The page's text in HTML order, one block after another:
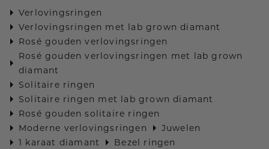
Verlovingsringen
Verlovingsringen met lab grown diamant
Rosé gouden verlovingsringen
Rosé gouden verlovingsringen met lab grown
diamant
Solitaire ringen
Solitaire ringen met lab grown diamant
Rosé gouden solitaire ringen
Moderne verlovingsringen
Juwelen
1 karaat diamant
Bezel ringen